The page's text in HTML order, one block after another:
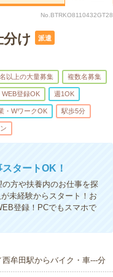
No.BTRKO8110432GT28
分け 派遣
以上の大量募集 複数名募集
WEB登録OK 週1OK
・WワークOK 駅歩5分
タートOK！
方や扶養内のお仕事を探
未経験からスタート！お
登録！PCでもスマホで
牟田駅からバイク・車---分